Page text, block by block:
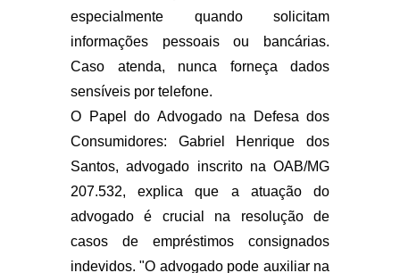
especialmente quando solicitam
informações pessoais ou bancárias.
Caso atenda, nunca forneça dados
sensíveis por telefone.
O Papel do Advogado na Defesa dos
Consumidores: Gabriel Henrique dos
Santos, advogado inscrito na OAB/MG
207.532, explica que a atuação do
advogado é crucial na resolução de
casos de empréstimos consignados
indevidos. "O advogado pode auxiliar na